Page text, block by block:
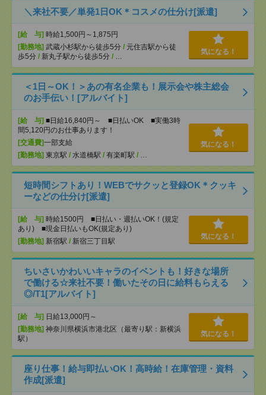
＼来社不要／単発1日OK＊コスメの仕分け[派遣]
[給 与] 時給1,500円～1,875円
[勤務地] 武蔵小杉駅から徒歩5分 / 元住吉駅から徒
歩5分 / 新丸子駅から徒歩5分 / …
気になる！
＜1日～OK！＞あの有名企業も！展示会や株主総会
のお手伝い！[アルバイト]
[給 与] ■日給16,840円～ ■日払いOK ■実働3時
間5,120円のお仕事あります！
[交通費]一部支給
[勤務地] 東京駅 / 水道橋駅 / 有楽町駅 / …
気になる！
短時間シフトあり！WEBでサクッと登録OK＊クッキ
ーなどの仕分け[派遣]
[給 与] 時給1500円 ■日払い・週払いOK！(規定
あり) ■現金日払いもOK(規定あり)
[勤務地] 新宿駅 / 新宿三丁目駅
気になる！
ちいさいかわいいキャラのイベントも！好きな場所
で働ける☆来社不要！働いたその日に給料もらえる
◎/T1[アルバイト]
[給 与] 日給13,000円～
[勤務地] 神奈川県横浜市港北区（最寄り駅：新横浜
駅）
気になる！
座り仕事！給与即払いOK！高時給！在庫管理・資料
作成[派遣]